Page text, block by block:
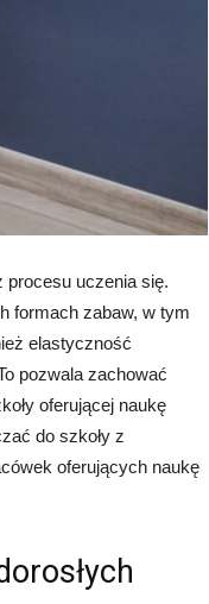
procesu uczenia się.
formach zabaw, w tym
elastyczność
pozwala zachować
oferującej naukę
do szkoły z
oferujących naukę